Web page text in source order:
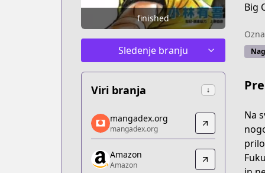
finished
Sledenje branju
Viri branja ↓
mangadex.org
mangadex.org
https://mangadex.org/title/b73371d4-
Amazon
mangadex.org
mangadex.org
Amazon
Amazon
Big
Na